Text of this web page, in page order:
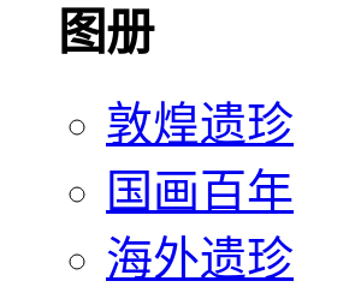
图册
敦煌遗珍
国画百年
海外遗珍